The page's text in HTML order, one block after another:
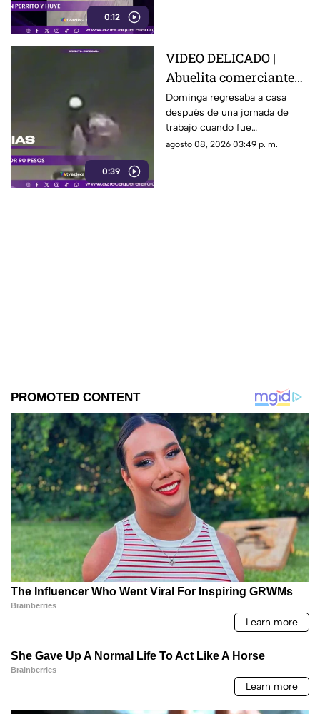
0:12
0:39
VIDEO DELICADO |
Abuelita comerciante
es as3sin4da en Puebla
por 90 pesos
Dominga regresaba a casa
después de una jornada de
trabajo cuando fue
interceptada por un hombre
agosto 08, 2026 03:49 p. m.